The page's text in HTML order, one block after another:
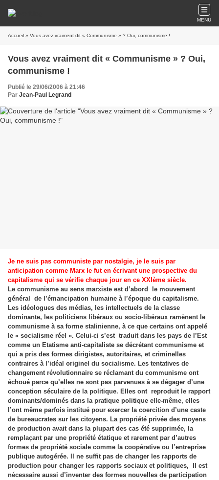
MENU
Accueil » Vous avez vraiment dit « Communisme » ? Oui, communisme !
Vous avez vraiment dit « Communisme » ? Oui,
communisme !
Publié le 29/06/2006 à 21:46
Par Jean-Paul Legrand
Je ne suis pas communiste par nostalgie, je le suis par
anticipation comme Marx le fut en écrivant une prospective du
capitalisme qui se vérifie chaque jour en ce XXIème siècle.
Le communisme au sens marxiste est d’abord
le mouvement
général
de l’émancipation humaine à l’époque du capitalisme.
Les idéologues des médias, les intellectuels de la classe
dominante, les politiciens libéraux ou socio-libéraux ramènent le
communisme à sa forme stalinienne, à ce que certains ont appelé
le « socialisme réel ». Celui-ci s’est traduit dans les pays de l’Est
comme un Etatisme anti-capitaliste se décrétant communisme et
qui a pris des formes dirigistes, autoritaires, et criminelles
contraires à l’idéal originel du socialisme. Les tentatives de
changement révolutionnaire se réclamant du communisme ont
échoué parce qu’elles ne sont pas parvenues à se dégager d’une
conception séculaire de la politique. Elles ont reproduit le rapport
dominants/dominés dans la pratique politique elle-même, elles
l’ont même parfois institué pour exercer la coercition d’une caste
de bureaucrates sur les citoyens. La propriété privée des moyens
de production avait dans la plupart des cas été supprimée, la
remplaçant par une propriété étatique et rarement par d’autres
formes de propriété sociale comme la coopérative ou l’entreprise
publique autogérée. Il ne suffit pas de changer les rapports de
production pour changer les rapports sociaux et politiques,
Il est
nécessaire aussi d’inventer des formes nouvelles de participation